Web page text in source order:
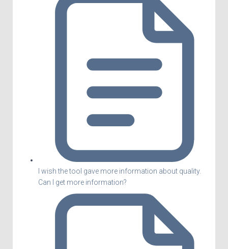
I wish the tool gave more information about quality.
Can I get more information?